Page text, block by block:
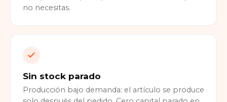
no necesitas.
Sin stock parado
Producción bajo demanda: el artículo se produce